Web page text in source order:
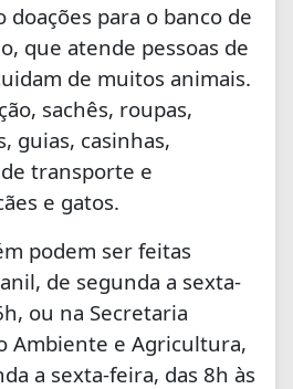
para o banco de
que atende pessoas de
de muitos animais.
sachês, roupas,
guias, casinhas,
transporte e
e gatos.
podem ser feitas
de segunda a sexta-
ou na Secretaria
Ambiente e Agricultura,
a sexta-feira, das 8h às